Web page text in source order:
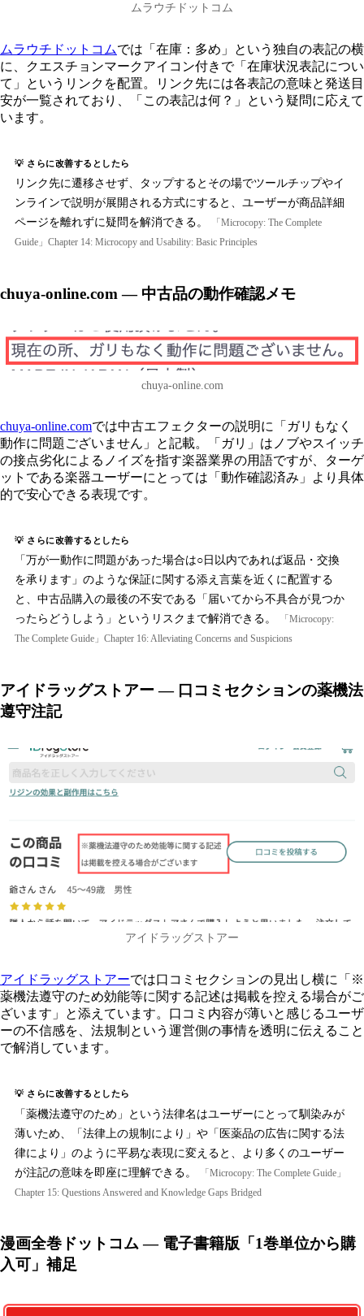
ムラウチドットコム
ムラウチドットコムでは「在庫：多め」という独自の表記の横
に、クエスチョンマークアイコン付きで「在庫状況表記につい
て」というリンクを配置。リンク先には各表記の意味と発送目
安が一覧されており、「この表記は何？」という疑問に応えて
います。
💡 さらに改善するとしたら
リンク先に遷移させず、タップするとその場でツールチップやイ
ンラインで説明が展開される方式にすると、ユーザーが商品詳細
ページを離れずに疑問を解消できる。
「Microcopy: The Complete
Guide」Chapter 14: Microcopy and Usability: Basic Principles
chuya-online.com — 中古品の動作確認メモ
chuya-online.com
chuya-online.comでは中古エフェクターの説明に「ガリもなく
動作に問題ございません」と記載。「ガリ」はノブやスイッチ
の接点劣化によるノイズを指す楽器業界の用語ですが、ターゲ
ットである楽器ユーザーにとっては「動作確認済み」より具体
的で安心できる表現です。
💡 さらに改善するとしたら
「万が一動作に問題があった場合は○日以内であれば返品・交換
を承ります」のような保証に関する添え言葉を近くに配置する
と、中古品購入の最後の不安である「届いてから不具合が見つか
ったらどうしよう」というリスクまで解消できる。
「Microcopy:
The Complete Guide」Chapter 16: Alleviating Concerns and Suspicions
アイドラッグストアー — 口コミセクションの薬機法
遵守注記
アイドラッグストアー
アイドラッグストアーでは口コミセクションの見出し横に「※
薬機法遵守のため効能等に関する記述は掲載を控える場合がご
ざいます」と添えています。口コミ内容が薄いと感じるユーザ
ーの不信感を、法規制という運営側の事情を透明に伝えること
で解消しています。
💡 さらに改善するとしたら
「薬機法遵守のため」という法律名はユーザーにとって馴染みが
薄いため、「法律上の規制により」や「医薬品の広告に関する法
律により」のように平易な表現に変えると、より多くのユーザー
が注記の意味を即座に理解できる。
「Microcopy: The Complete Guide」
Chapter 15: Questions Answered and Knowledge Gaps Bridged
漫画全巻ドットコム — 電子書籍版「1巻単位から購
入可」補足